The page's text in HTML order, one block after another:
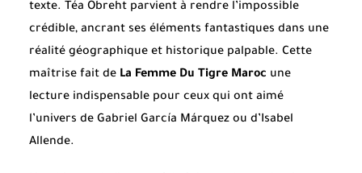
texte. Téa Obreht parvient à rendre l’impossible
crédible, ancrant ses éléments fantastiques dans une
réalité géographique et historique palpable. Cette
maîtrise fait de La Femme Du Tigre Maroc une
lecture indispensable pour ceux qui ont aimé
l’univers de Gabriel García Márquez ou d’Isabel
Allende.